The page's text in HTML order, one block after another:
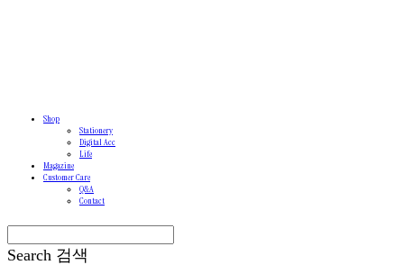
Shop
Stationery
Digital Acc
Life
Magazine
Customer Care
Q&A
Contact
Search 검색